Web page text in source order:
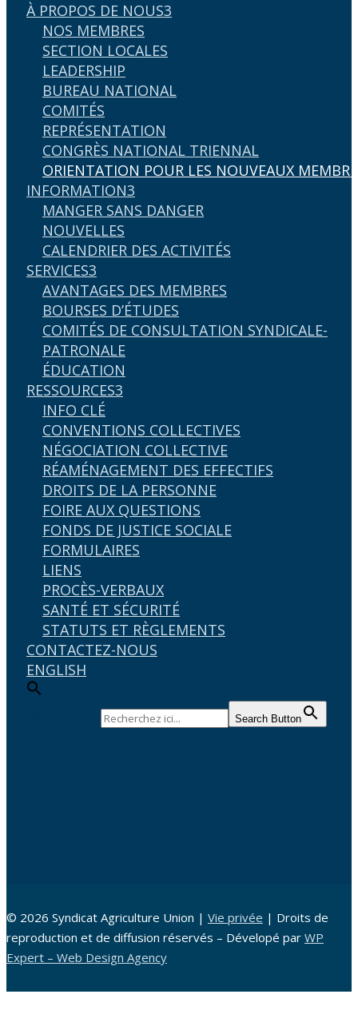
À PROPOS DE NOUS3
NOS MEMBRES
SECTION LOCALES
LEADERSHIP
BUREAU NATIONAL
COMITÉS
REPRÉSENTATION
CONGRÈS NATIONAL TRIENNAL
ORIENTATION POUR LES NOUVEAUX
INFORMATION3
MANGER SANS DANGER
NOUVELLES
CALENDRIER DES ACTIVITÉS
SERVICES3
AVANTAGES DES MEMBRES
BOURSES D’ÉTUDES
COMITÉS DE CONSULTATION SYNDICALE-
PATRONALE
ÉDUCATION
RESSOURCES3
INFO CLÉ
CONVENTIONS COLLECTIVES
NÉGOCIATION COLLECTIVE
RÉAMÉNAGEMENT DES EFFECTIFS
DROITS DE LA PERSONNE
FOIRE AUX QUESTIONS
FONDS DE JUSTICE SOCIALE
FORMULAIRES
LIENS
PROCÈS-VERBAUX
SANTÉ ET SÉCURITÉ
STATUTS ET RÈGLEMENTS
CONTACTEZ-NOUS
ENGLISH
Search Button
© 2026 Syndicat Agriculture Union | Vie privée | Droits de
reproduction et de diffusion réservés – Dévelopé par WP
Expert – Web Design Agency